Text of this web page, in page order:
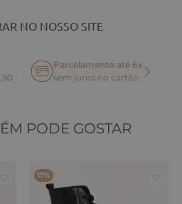
NO NOSSO SITE
Parcelamento até 6x
sem juros no cartão
PODE GOSTAR
17%